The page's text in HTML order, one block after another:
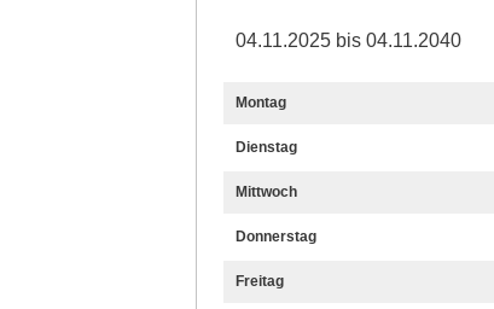
04.11.2025 bis 04.11.2040
Montag
Dienstag
Mittwoch
Donnerstag
Freitag